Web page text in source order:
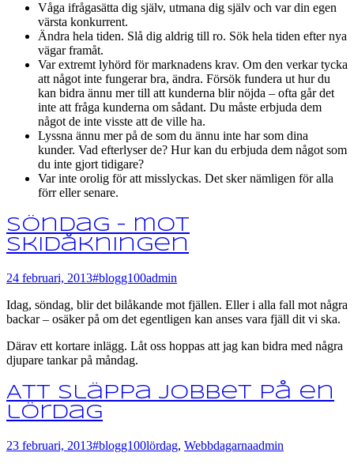
Våga ifrågasätta dig själv, utmana dig själv och var din egen
värsta konkurrent.
Ändra hela tiden. Slå dig aldrig till ro. Sök hela tiden efter nya
vägar framåt.
Var extremt lyhörd för marknadens krav. Om den verkar tycka
att något inte fungerar bra, ändra. Försök fundera ut hur du
kan bidra ännu mer till att kunderna blir nöjda – ofta går det
inte att fråga kunderna om sådant. Du måste erbjuda dem
något de inte visste att de ville ha.
Lyssna ännu mer på de som du ännu inte har som dina
kunder. Vad efterlyser de? Hur kan du erbjuda dem något som
du inte gjort tidigare?
Var inte orolig för att misslyckas. Det sker nämligen för alla
förr eller senare.
Söndag – mot
skidåkningen
24 februari, 2013#blogg100admin
Idag, söndag, blir det bilåkande mot fjällen. Eller i alla fall mot några
backar – osäker på om det egentligen kan anses vara fjäll dit vi ska.
Därav ett kortare inlägg. Låt oss hoppas att jag kan bidra med några
djupare tankar på måndag.
Att släppa jobbet på en
lördag
23 februari, 2013#blogg100lördag, Webbdagarnaadmin